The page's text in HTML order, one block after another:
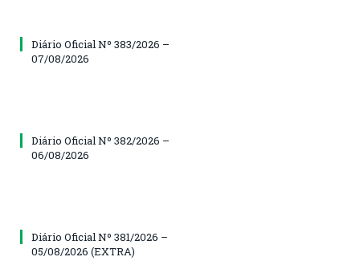
Diário Oficial Nº 383/2026 –
07/08/2026
Diário Oficial Nº 382/2026 –
06/08/2026
Diário Oficial Nº 381/2026 –
05/08/2026 (EXTRA)